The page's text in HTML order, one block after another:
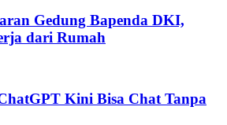
Gedung Bapenda DKI,
dari Rumah
Kini Bisa Chat Tanpa